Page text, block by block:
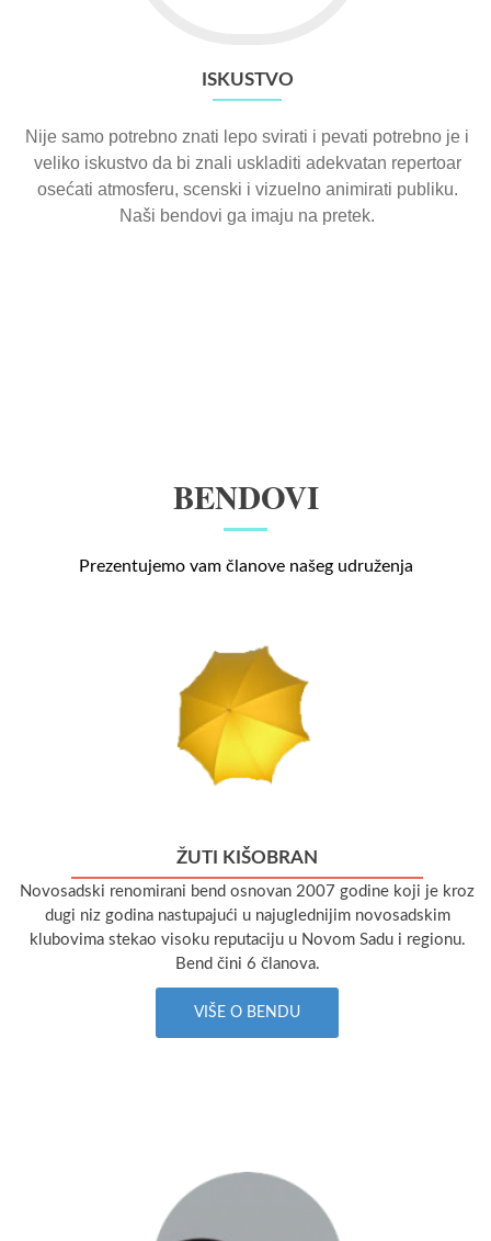
ISKUSTVO
Nije samo potrebno znati lepo svirati i pevati potrebno je i
veliko iskustvo da bi znali uskladiti adekvatan repertoar
osećati atmosferu, scenski i vizuelno animirati publiku.
Naši bendovi ga imaju na pretek.
BENDOVI
Prezentujemo vam članove našeg udruženja
ŽUTI KIŠOBRAN
Novosadski renomirani bend osnovan 2007 godine koji je kroz
dugi niz godina nastupajući u najuglednijim novosadskim
klubovima stekao visoku reputaciju u Novom Sadu i regionu.
Bend čini 6 članova.
VIŠE O BENDU